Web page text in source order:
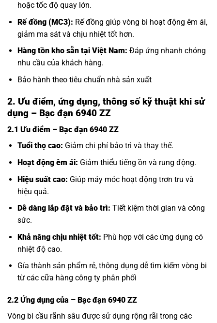
hoặc tốc độ quay lớn.
Rế đồng (MC3): Rế đồng giúp vòng bi hoạt động êm ái,
giảm ma sát và chịu nhiệt tốt hơn.
Hàng tồn kho sẵn tại Việt Nam: Đáp ứng nhanh chóng
nhu cầu của khách hàng.
Bảo hành theo tiêu chuẩn nhà sản xuất
2. Ưu điểm, ứng dụng, thông số kỹ thuật khi sử
dụng – Bạc đạn 6940 ZZ
2.1 Ưu điểm – Bạc đạn 6940 ZZ
Tuổi thọ cao: Giảm chi phí bảo trì và thay thế.
Hoạt động êm ái: Giảm thiểu tiếng ồn và rung động.
Hiệu suất cao: Giúp máy móc hoạt động trơn tru và
hiệu quả.
Dễ dàng lắp đặt và bảo trì: Tiết kiệm thời gian và công
sức.
Khả năng chịu nhiệt tốt: Phù hợp với các ứng dụng có
nhiệt độ cao.
Gía thành sản phẩm rẻ, thông dụng dễ tìm kiếm vòng bi
từ các cữa hàng công ty phân phối
2.2 Ứng dụng của – Bạc đạn 6940 ZZ
Vòng bi cầu rãnh sâu được sử dụng rộng rãi trong các